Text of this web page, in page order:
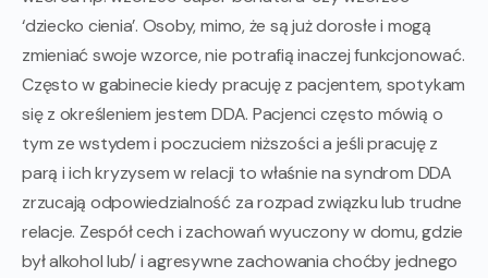
‘dziecko cienia’. Osoby, mimo, że są już dorosłe i mogą
zmieniać swoje wzorce, nie potrafią inaczej funkcjonować.
Często w gabinecie kiedy pracuję z pacjentem, spotykam
się z określeniem jestem DDA. Pacjenci często mówią o
tym ze wstydem i poczuciem niższości a jeśli pracuję z
parą i ich kryzysem w relacji to właśnie na syndrom DDA
zrzucają odpowiedzialność za rozpad związku lub trudne
relacje. Zespół cech i zachowań wyuczony w domu, gdzie
był alkohol lub/ i agresywne zachowania choćby jednego